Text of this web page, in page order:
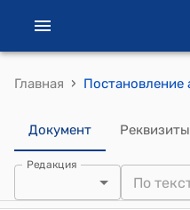
Главная ›
Документ Реквизиты
Редакция